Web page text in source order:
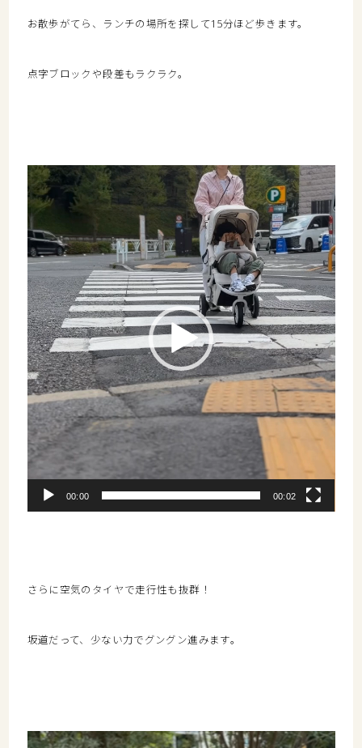
お散歩がてら、ランチの場所を探して15分ほど歩きます。
点字ブロックや段差もラクラク。
動
画
プ
レ
ー
ヤ
ー
00:00 00:02
さらに空気のタイヤで走行性も抜群！
坂道だって、少ない力でグングン進みます。
動